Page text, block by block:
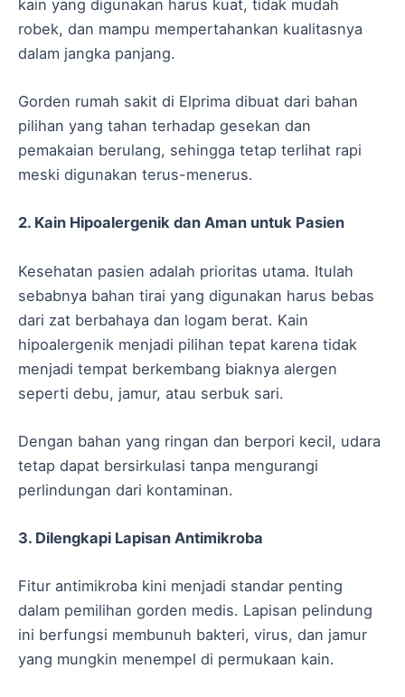
kain yang digunakan harus kuat, tidak mudah
robek, dan mampu mempertahankan kualitasnya
dalam jangka panjang.
Gorden rumah sakit di Elprima dibuat dari bahan
pilihan yang tahan terhadap gesekan dan
pemakaian berulang, sehingga tetap terlihat rapi
meski digunakan terus-menerus.
2. Kain Hipoalergenik dan Aman untuk Pasien
Kesehatan pasien adalah prioritas utama. Itulah
sebabnya bahan tirai yang digunakan harus bebas
dari zat berbahaya dan logam berat. Kain
hipoalergenik menjadi pilihan tepat karena tidak
menjadi tempat berkembang biaknya alergen
seperti debu, jamur, atau serbuk sari.
Dengan bahan yang ringan dan berpori kecil, udara
tetap dapat bersirkulasi tanpa mengurangi
perlindungan dari kontaminan.
3. Dilengkapi Lapisan Antimikroba
Fitur antimikroba kini menjadi standar penting
dalam pemilihan gorden medis. Lapisan pelindung
ini berfungsi membunuh bakteri, virus, dan jamur
yang mungkin menempel di permukaan kain.